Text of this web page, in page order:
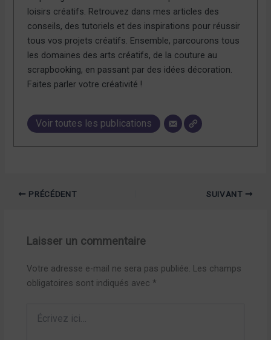
loisirs créatifs. Retrouvez dans mes articles des
conseils, des tutoriels et des inspirations pour réussir
tous vos projets créatifs. Ensemble, parcourons tous
les domaines des arts créatifs, de la couture au
scrapbooking, en passant par des idées décoration.
Faites parler votre créativité !
Voir toutes les publications
PRÉCÉDENT SUIVANT
Laisser un commentaire
Votre adresse e-mail ne sera pas publiée. Les champs
obligatoires sont indiqués avec *
ici…